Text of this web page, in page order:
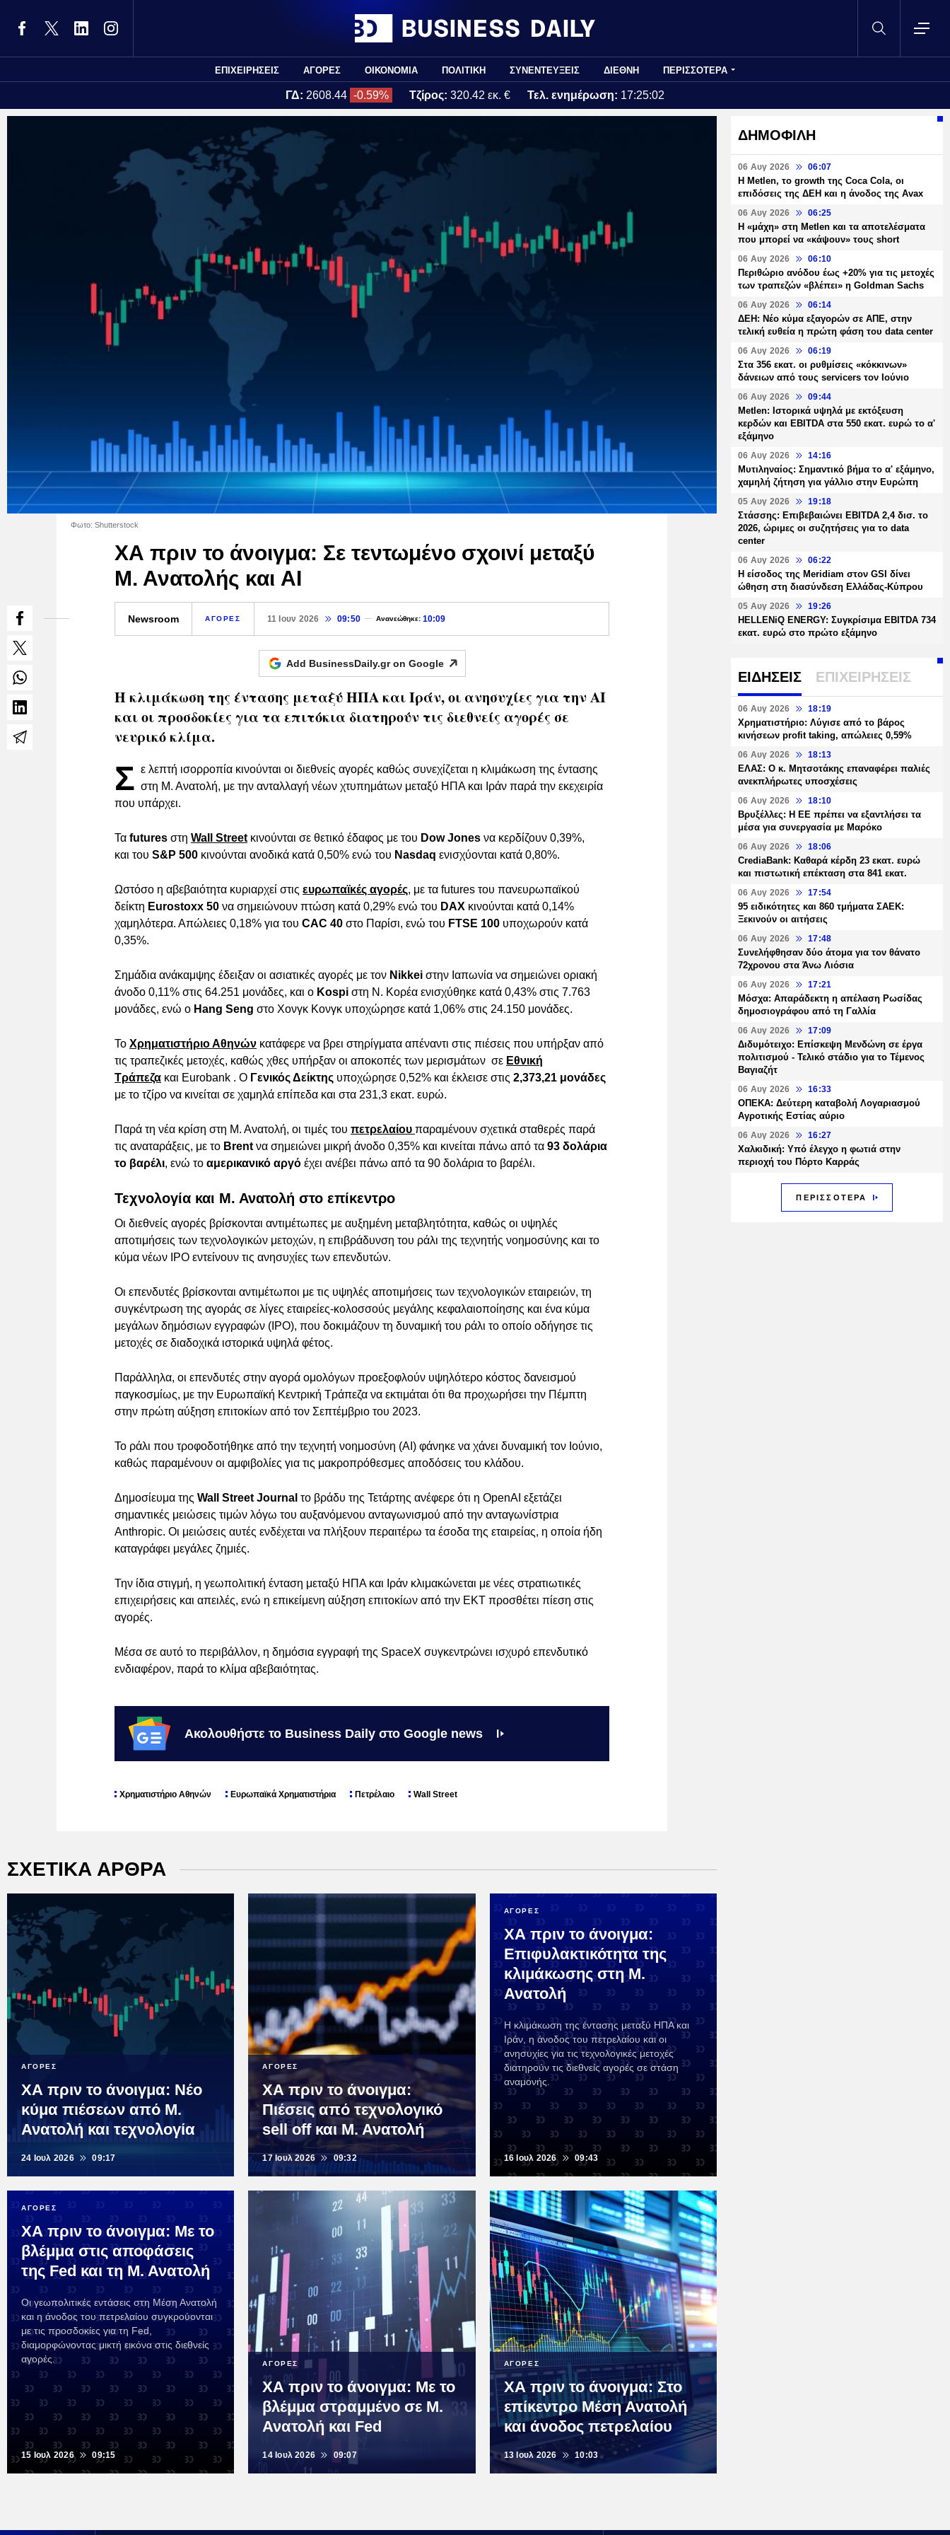
ΕΠΙΧΕΙΡΗΣΕΙΣ ΑΓΟΡΕΣ ΟΙΚΟΝΟΜΙΑ ΠΟΛΙΤΙΚΗ ΣΥΝΕΝΤΕΥΞΕΙΣ ΔΙΕΘΝΗ ΠΕΡΙΣΣΟΤΕΡΑ
ΓΔ: 2608.44 -0.59% Τζίρος: 320.42 εκ. € Τελ. ενημέρωση: 17:25:02
Φωτο: Shutterstock
ΧΑ πριν το άνοιγμα: Σε τεντωμένο σχοινί μεταξύ
Μ. Ανατολής και AI
Newsroom ΑΓΟΡΕΣ 11 Ιουν 2026 09:50 Ανανεώθηκε: 10:09
Add BusinessDaily.gr on Google
Η κλιμάκωση της έντασης μεταξύ ΗΠΑ και Ιράν, οι ανησυχίες για την AI
και οι προσδοκίες για τα επιτόκια διατηρούν τις διεθνείς αγορές σε
νευρικό κλίμα.
Σ ε λεπτή ισορροπία κινούνται οι διεθνείς αγορές καθώς συνεχίζεται η κλιμάκωση της έντασης
στη Μ. Ανατολή, με την ανταλλαγή νέων χτυπημάτων μεταξύ ΗΠΑ και Ιράν παρά την εκεχειρία
που υπάρχει.
Τα futures στη Wall Street κινούνται σε θετικό έδαφος με του Dow Jones να κερδίζουν 0,39%,
και του S&P 500 κινούνται ανοδικά κατά 0,50% ενώ του Nasdaq ενισχύονται κατά 0,80%.
Ωστόσο η αβεβαιότητα κυριαρχεί στις ευρωπαϊκές αγορές, με τα futures του πανευρωπαϊκού
δείκτη Eurostoxx 50 να σημειώνουν πτώση κατά 0,29% ενώ του DAX κινούνται κατά 0,14%
χαμηλότερα. Απώλειες 0,18% για του CAC 40 στο Παρίσι, ενώ του FTSE 100 υποχωρούν κατά
0,35%.
Σημάδια ανάκαμψης έδειξαν οι ασιατικές αγορές με τον Nikkei στην Ιαπωνία να σημειώνει οριακή
άνοδο 0,11% στις 64.251 μονάδες, και ο Kospi στη Ν. Κορέα ενισχύθηκε κατά 0,43% στις 7.763
μονάδες, ενώ ο Hang Seng στο Χονγκ Κονγκ υποχώρησε κατά 1,06% στις 24.150 μονάδες.
Το Χρηματιστήριο Αθηνών κατάφερε να βρει στηρίγματα απέναντι στις πιέσεις που υπήρξαν από
τις τραπεζικές μετοχές, καθώς χθες υπήρξαν οι αποκοπές των μερισμάτων σε Εθνική
Τράπεζα και Eurobank . Ο Γενικός Δείκτης υποχώρησε 0,52% και έκλεισε στις 2,373,21 μονάδες
με το τζίρο να κινείται σε χαμηλά επίπεδα και στα 231,3 εκατ. ευρώ.
Παρά τη νέα κρίση στη Μ. Ανατολή, οι τιμές του πετρελαίου παραμένουν σχετικά σταθερές παρά
τις αναταράξεις, με το Brent να σημειώνει μικρή άνοδο 0,35% και κινείται πάνω από τα 93 δολάρια
το βαρέλι, ενώ το αμερικανικό αργό έχει ανέβει πάνω από τα 90 δολάρια το βαρέλι.
Τεχνολογία και Μ. Ανατολή στο επίκεντρο
Οι διεθνείς αγορές βρίσκονται αντιμέτωπες με αυξημένη μεταβλητότητα, καθώς οι υψηλές
αποτιμήσεις των τεχνολογικών μετοχών, η επιβράδυνση του ράλι της τεχνητής νοημοσύνης και το
κύμα νέων IPO εντείνουν τις ανησυχίες των επενδυτών.
Οι επενδυτές βρίσκονται αντιμέτωποι με τις υψηλές αποτιμήσεις των τεχνολογικών εταιρειών, τη
συγκέντρωση της αγοράς σε λίγες εταιρείες-κολοσσούς μεγάλης κεφαλαιοποίησης και ένα κύμα
μεγάλων δημόσιων εγγραφών (IPO), που δοκιμάζουν τη δυναμική του ράλι το οποίο οδήγησε τις
μετοχές σε διαδοχικά ιστορικά υψηλά φέτος.
Παράλληλα, οι επενδυτές στην αγορά ομολόγων προεξοφλούν υψηλότερο κόστος δανεισμού
παγκοσμίως, με την Ευρωπαϊκή Κεντρική Τράπεζα να εκτιμάται ότι θα προχωρήσει την Πέμπτη
στην πρώτη αύξηση επιτοκίων από τον Σεπτέμβριο του 2023.
Το ράλι που τροφοδοτήθηκε από την τεχνητή νοημοσύνη (AI) φάνηκε να χάνει δυναμική τον Ιούνιο,
καθώς παραμένουν οι αμφιβολίες για τις μακροπρόθεσμες αποδόσεις του κλάδου.
Δημοσίευμα της Wall Street Journal το βράδυ της Τετάρτης ανέφερε ότι η OpenAI εξετάζει
σημαντικές μειώσεις τιμών λόγω του αυξανόμενου ανταγωνισμού από την ανταγωνίστρια
Anthropic. Οι μειώσεις αυτές ενδέχεται να πλήξουν περαιτέρω τα έσοδα της εταιρείας, η οποία ήδη
καταγράφει μεγάλες ζημιές.
Την ίδια στιγμή, η γεωπολιτική ένταση μεταξύ ΗΠΑ και Ιράν κλιμακώνεται με νέες στρατιωτικές
επιχειρήσεις και απειλές, ενώ η επικείμενη αύξηση επιτοκίων από την ΕΚΤ προσθέτει πίεση στις
αγορές.
Μέσα σε αυτό το περιβάλλον, η δημόσια εγγραφή της SpaceX συγκεντρώνει ισχυρό επενδυτικό
ενδιαφέρον, παρά το κλίμα αβεβαιότητας.
Ακολουθήστε το Business Daily στο Google news
Χρηματιστήριο Αθηνών Ευρωπαϊκά Χρηματιστήρια Πετρέλαιο Wall Street
ΣΧΕΤΙΚΑ ΑΡΘΡΑ
ΑΓΟΡΕΣ
ΧΑ πριν το άνοιγμα: Νέο
κύμα πιέσεων από Μ.
Ανατολή και τεχνολογία
24 Ιουλ 2026 09:17
ΑΓΟΡΕΣ
ΧΑ πριν το άνοιγμα:
Πιέσεις από τεχνολογικό
sell off και Μ. Ανατολή
17 Ιουλ 2026 09:32
ΑΓΟΡΕΣ
ΧΑ πριν το άνοιγμα:
Επιφυλακτικότητα της
κλιμάκωσης στη Μ.
Ανατολή
Η κλιμάκωση της έντασης μεταξύ ΗΠΑ και
Ιράν, η άνοδος του πετρελαίου και οι
ανησυχίες για τις τεχνολογικές μετοχές
διατηρούν τις διεθνείς αγορές σε στάση
αναμονής.
16 Ιουλ 2026 09:43
ΑΓΟΡΕΣ
ΧΑ πριν το άνοιγμα: Με το
βλέμμα στις αποφάσεις
της Fed και τη Μ. Ανατολή
Οι γεωπολιτικές εντάσεις στη Μέση Ανατολή
και η άνοδος του πετρελαίου συγκρούονται
με τις προσδοκίες για τη Fed,
διαμορφώνοντας μικτή εικόνα στις διεθνείς
αγορές.
15 Ιουλ 2026 09:15
ΑΓΟΡΕΣ
ΧΑ πριν το άνοιγμα: Με το
βλέμμα στραμμένο σε Μ.
Ανατολή και Fed
14 Ιουλ 2026 09:07
ΑΓΟΡΕΣ
ΧΑ πριν το άνοιγμα: Στο
επίκεντρο Μέση Ανατολή
και άνοδος πετρελαίου
13 Ιουλ 2026 10:03
ΔΗΜΟΦΙΛΗ
06 Αυγ 2026 06:07
H Metlen, το growth της Coca Cola, οι
επιδόσεις της ΔΕΗ και η άνοδος της Avax
06 Αυγ 2026 06:25
H «μάχη» στη Metlen και τα αποτελέσματα
που μπορεί να «κάψουν» τους short
06 Αυγ 2026 06:10
Περιθώριο ανόδου έως +20% για τις μετοχές
των τραπεζών «βλέπει» η Goldman Sachs
06 Αυγ 2026 06:14
ΔΕΗ: Νέο κύμα εξαγορών σε ΑΠΕ, στην
τελική ευθεία η πρώτη φάση του data center
06 Αυγ 2026 06:19
Στα 356 εκατ. οι ρυθμίσεις «κόκκινων»
δάνειων από τους servicers τον Ιούνιο
06 Αυγ 2026 09:44
Metlen: Ιστορικά υψηλά με εκτόξευση
κερδών και EBITDA στα 550 εκατ. ευρώ το α'
εξάμηνο
06 Αυγ 2026 14:16
Μυτιληναίος: Σημαντικό βήμα το α' εξάμηνο,
χαμηλή ζήτηση για γάλλιο στην Ευρώπη
05 Αυγ 2026 19:18
Στάσσης: Επιβεβαιώνει EBITDA 2,4 δισ. το
2026, ώριμες οι συζητήσεις για το data
center
06 Αυγ 2026 06:22
Η είσοδος της Meridiam στον GSI δίνει
ώθηση στη διασύνδεση Ελλάδας-Κύπρου
05 Αυγ 2026 19:26
HELLENiQ ENERGY: Συγκρίσιμα EBITDA 734
εκατ. ευρώ στο πρώτο εξάμηνο
ΕΙΔΗΣΕΙΣ ΕΠΙΧΕΙΡΗΣΕΙΣ
06 Αυγ 2026 18:19
Χρηματιστήριο: Λύγισε από το βάρος
κινήσεων profit taking, απώλειες 0,59%
06 Αυγ 2026 18:13
ΕΛΑΣ: Ο κ. Μητσοτάκης επαναφέρει παλιές
ανεκπλήρωτες υποσχέσεις
06 Αυγ 2026 18:10
Βρυξέλλες: Η ΕΕ πρέπει να εξαντλήσει τα
μέσα για συνεργασία με Μαρόκο
06 Αυγ 2026 18:06
CrediaBank: Καθαρά κέρδη 23 εκατ. ευρώ
και πιστωτική επέκταση στα 841 εκατ.
06 Αυγ 2026 17:54
95 ειδικότητες και 860 τμήματα ΣΑΕΚ:
Ξεκινούν οι αιτήσεις
06 Αυγ 2026 17:48
Συνελήφθησαν δύο άτομα για τον θάνατο
72χρονου στα Άνω Λιόσια
06 Αυγ 2026 17:21
Μόσχα: Απαράδεκτη η απέλαση Ρωσίδας
δημοσιογράφου από τη Γαλλία
06 Αυγ 2026 17:09
Διδυμότειχο: Επίσκεψη Μενδώνη σε έργα
πολιτισμού - Τελικό στάδιο για το Τέμενος
Βαγιαζήτ
06 Αυγ 2026 16:33
ΟΠΕΚΑ: Δεύτερη καταβολή Λογαριασμού
Αγροτικής Εστίας αύριο
06 Αυγ 2026 16:27
Χαλκιδική: Υπό έλεγχο η φωτιά στην
περιοχή του Πόρτο Καρράς
ΠΕΡΙΣΣΟΤΕΡΑ